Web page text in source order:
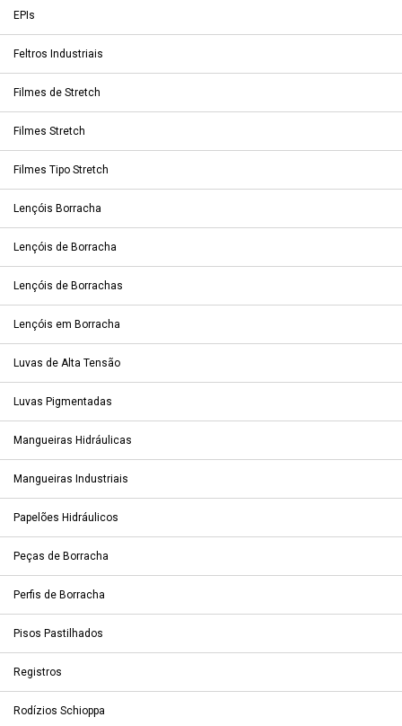
EPIs
Feltros Industriais
Filmes de Stretch
Filmes Stretch
Filmes Tipo Stretch
Lençóis Borracha
Lençóis de Borracha
Lençóis de Borrachas
Lençóis em Borracha
Luvas de Alta Tensão
Luvas Pigmentadas
Mangueiras Hidráulicas
Mangueiras Industriais
Papelões Hidráulicos
Peças de Borracha
Perfis de Borracha
Pisos Pastilhados
Registros
Rodízios Schioppa